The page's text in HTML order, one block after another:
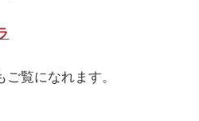
覧になれます。